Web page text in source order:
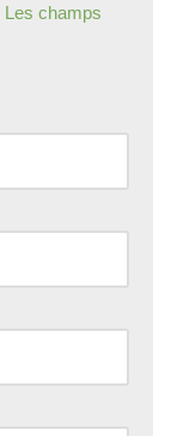
Les champs